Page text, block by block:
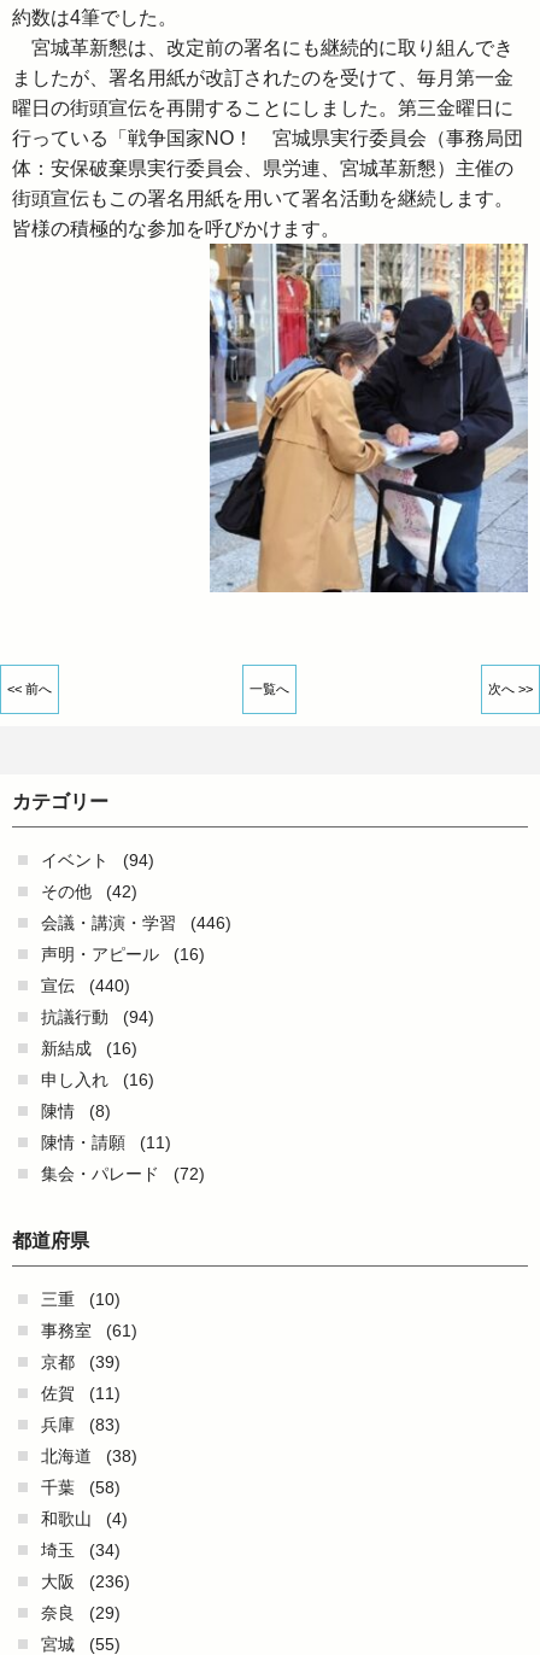
約数は4筆でした。
宮城革新懇は、改定前の署名にも継続的に取り組んでき
ましたが、署名用紙が改訂されたのを受けて、毎月第一金
曜日の街頭宣伝を再開することにしました。第三金曜日に
行っている「戦争国家NO！ 宮城県実行委員会（事務局団
体：安保破棄県実行委員会、県労連、宮城革新懇）主催の
街頭宣伝もこの署名用紙を用いて署名活動を継続します。
皆様の積極的な参加を呼びかけます。
<< 前へ 一覧へ 次へ >>
カテゴリー
イベント
(94)
その他
(42)
会議・講演・学習
(446)
声明・アピール
(16)
宣伝
(440)
抗議行動
(94)
新結成
(16)
申し入れ
(16)
陳情
(8)
陳情・請願
(11)
集会・パレード
(72)
都道府県
三重
(10)
事務室
(61)
京都
(39)
佐賀
(11)
兵庫
(83)
北海道
(38)
千葉
(58)
和歌山
(4)
埼玉
(34)
大阪
(236)
奈良
(29)
宮城
(55)